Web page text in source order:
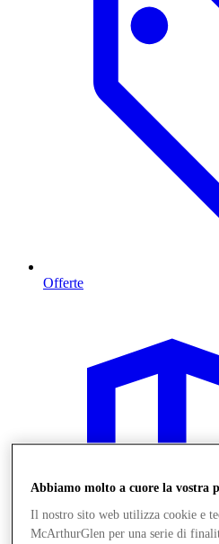
Offerte
Abbiamo molto a cuore la vostra
Il nostro sito web utilizza cookie e
McArthurGlen per una serie di